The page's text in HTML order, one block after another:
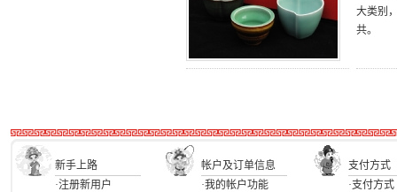
大类别
共。
新手上路 帐户及订单信息
支付方式
·注册新用户
·我的帐户功能
·支付方式